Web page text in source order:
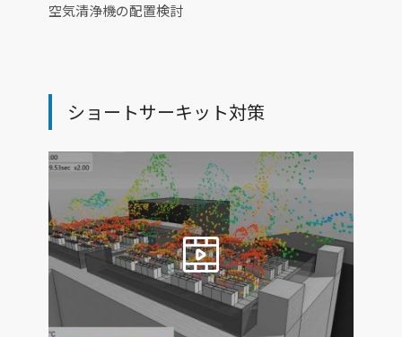
空気清浄機の配置検討
ショートサーキット対策